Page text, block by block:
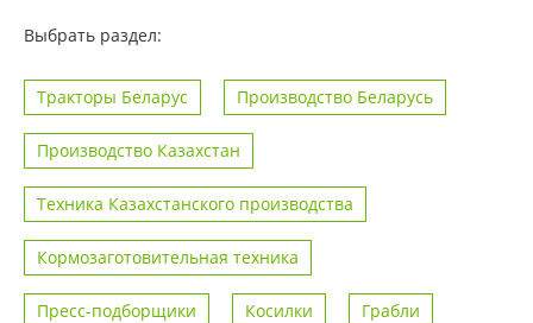
Выбрать раздел:
Тракторы Беларус Производство Беларусь
Производство Казахстан
Техника Казахстанского производства
Кормозаготовительная техника
Пресс-подборщики Косилки Грабли